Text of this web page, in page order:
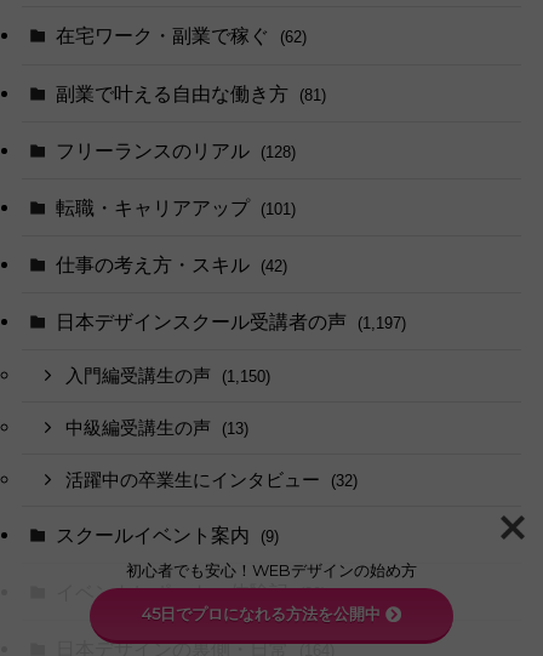
在宅ワーク・副業で稼ぐ (62)
副業で叶える自由な働き方 (81)
フリーランスのリアル (128)
転職・キャリアアップ (101)
仕事の考え方・スキル (42)
日本デザインスクール受講者の声 (1,197)
入門編受講生の声 (1,150)
中級編受講生の声 (13)
活躍中の卒業生にインタビュー (32)
スクールイベント案内 (9)
イベントレポート・体験記 (30)
日本デザインの裏側・日常
初心者でも安心！WEBデザインの始め方
45日でプロになれる方法を公開中